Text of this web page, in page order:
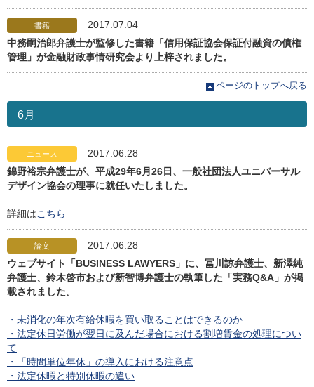
書籍
2017.07.04
中務嗣治郎弁護士が監修した書籍「信用保証協会保証付融資の債権
管理」が金融財政事情研究会より上梓されました。
ページのトップへ戻る
6月
ニュース
2017.06.28
錦野裕宗弁護士が、平成29年6月26日、一般社団法人ユニバーサル
デザイン協会の理事に就任いたしました。
詳細はこちら
論文
2017.06.28
ウェブサイト「BUSINESS LAWYERS」に、冨川諒弁護士、新澤純
弁護士、鈴木啓市および新智博弁護士の執筆した「実務Q&A」が掲
載されました。
・未消化の年次有給休暇を買い取ることはできるのか
・法定休日労働が翌日に及んだ場合における割増賃金の処理につい
て
・「時間単位年休」の導入における注意点
・法定休暇と特別休暇の違い